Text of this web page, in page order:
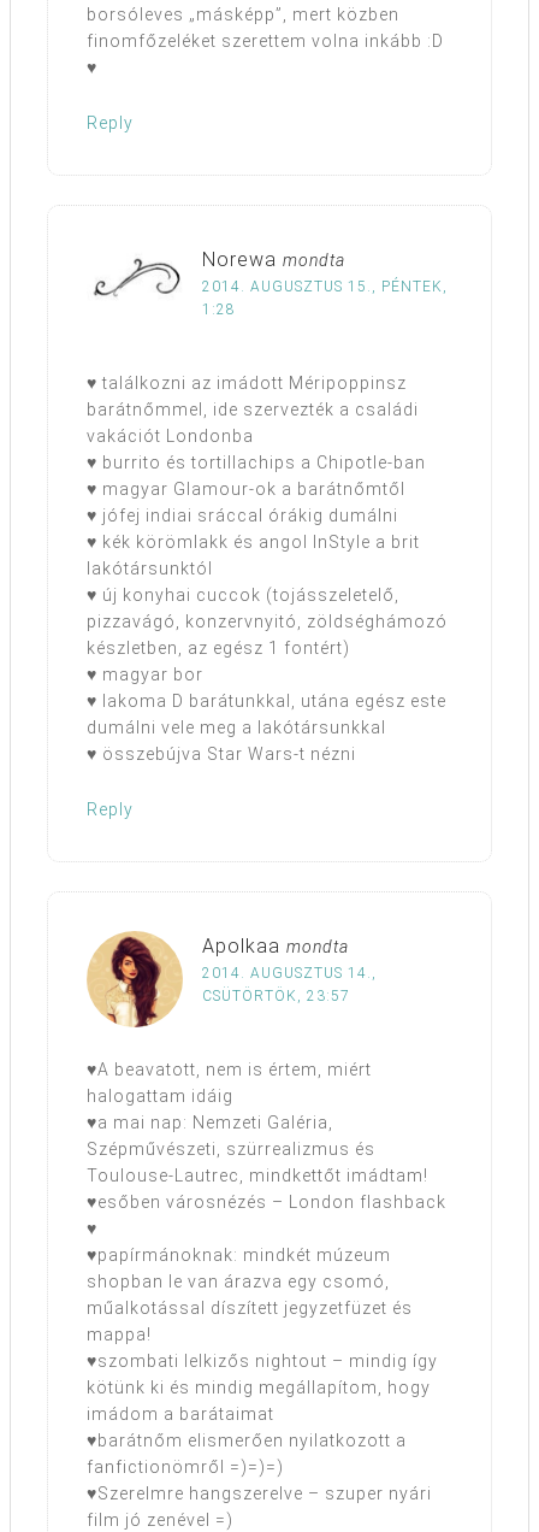
borsóleves „másképp”, mert közben
finomfőzeléket szerettem volna inkább :D
♥
Reply
Norewa mondta
2014. AUGUSZTUS 15., PÉNTEK,
1:28
♥ találkozni az imádott Méripoppinsz
barátnőmmel, ide szervezték a családi
vakációt Londonba
♥ burrito és tortillachips a Chipotle-ban
♥ magyar Glamour-ok a barátnőmtől
♥ jófej indiai sráccal órákig dumálni
♥ kék körömlakk és angol InStyle a brit
lakótársunktól
♥ új konyhai cuccok (tojásszeletelő,
pizzavágó, konzervnyitó, zöldséghámozó
készletben, az egész 1 fontért)
♥ magyar bor
♥ lakoma D barátunkkal, utána egész este
dumálni vele meg a lakótársunkkal
♥ összebújva Star Wars-t nézni
Reply
Apolkaa mondta
2014. AUGUSZTUS 14.,
CSÜTÖRTÖK, 23:57
♥A beavatott, nem is értem, miért
halogattam idáig
♥a mai nap: Nemzeti Galéria,
Szépművészeti, szürrealizmus és
Toulouse-Lautrec, mindkettőt imádtam!
♥esőben városnézés – London flashback
♥
♥papírmánoknak: mindkét múzeum
shopban le van árazva egy csomó,
műalkotással díszített jegyzetfüzet és
mappa!
♥szombati lelkizős nightout – mindig így
kötünk ki és mindig megállapítom, hogy
imádom a barátaimat
♥barátnőm elismerően nyilatkozott a
fanfictionömről =)=)=)
♥Szerelmre hangszerelve – szuper nyári
film jó zenével =)